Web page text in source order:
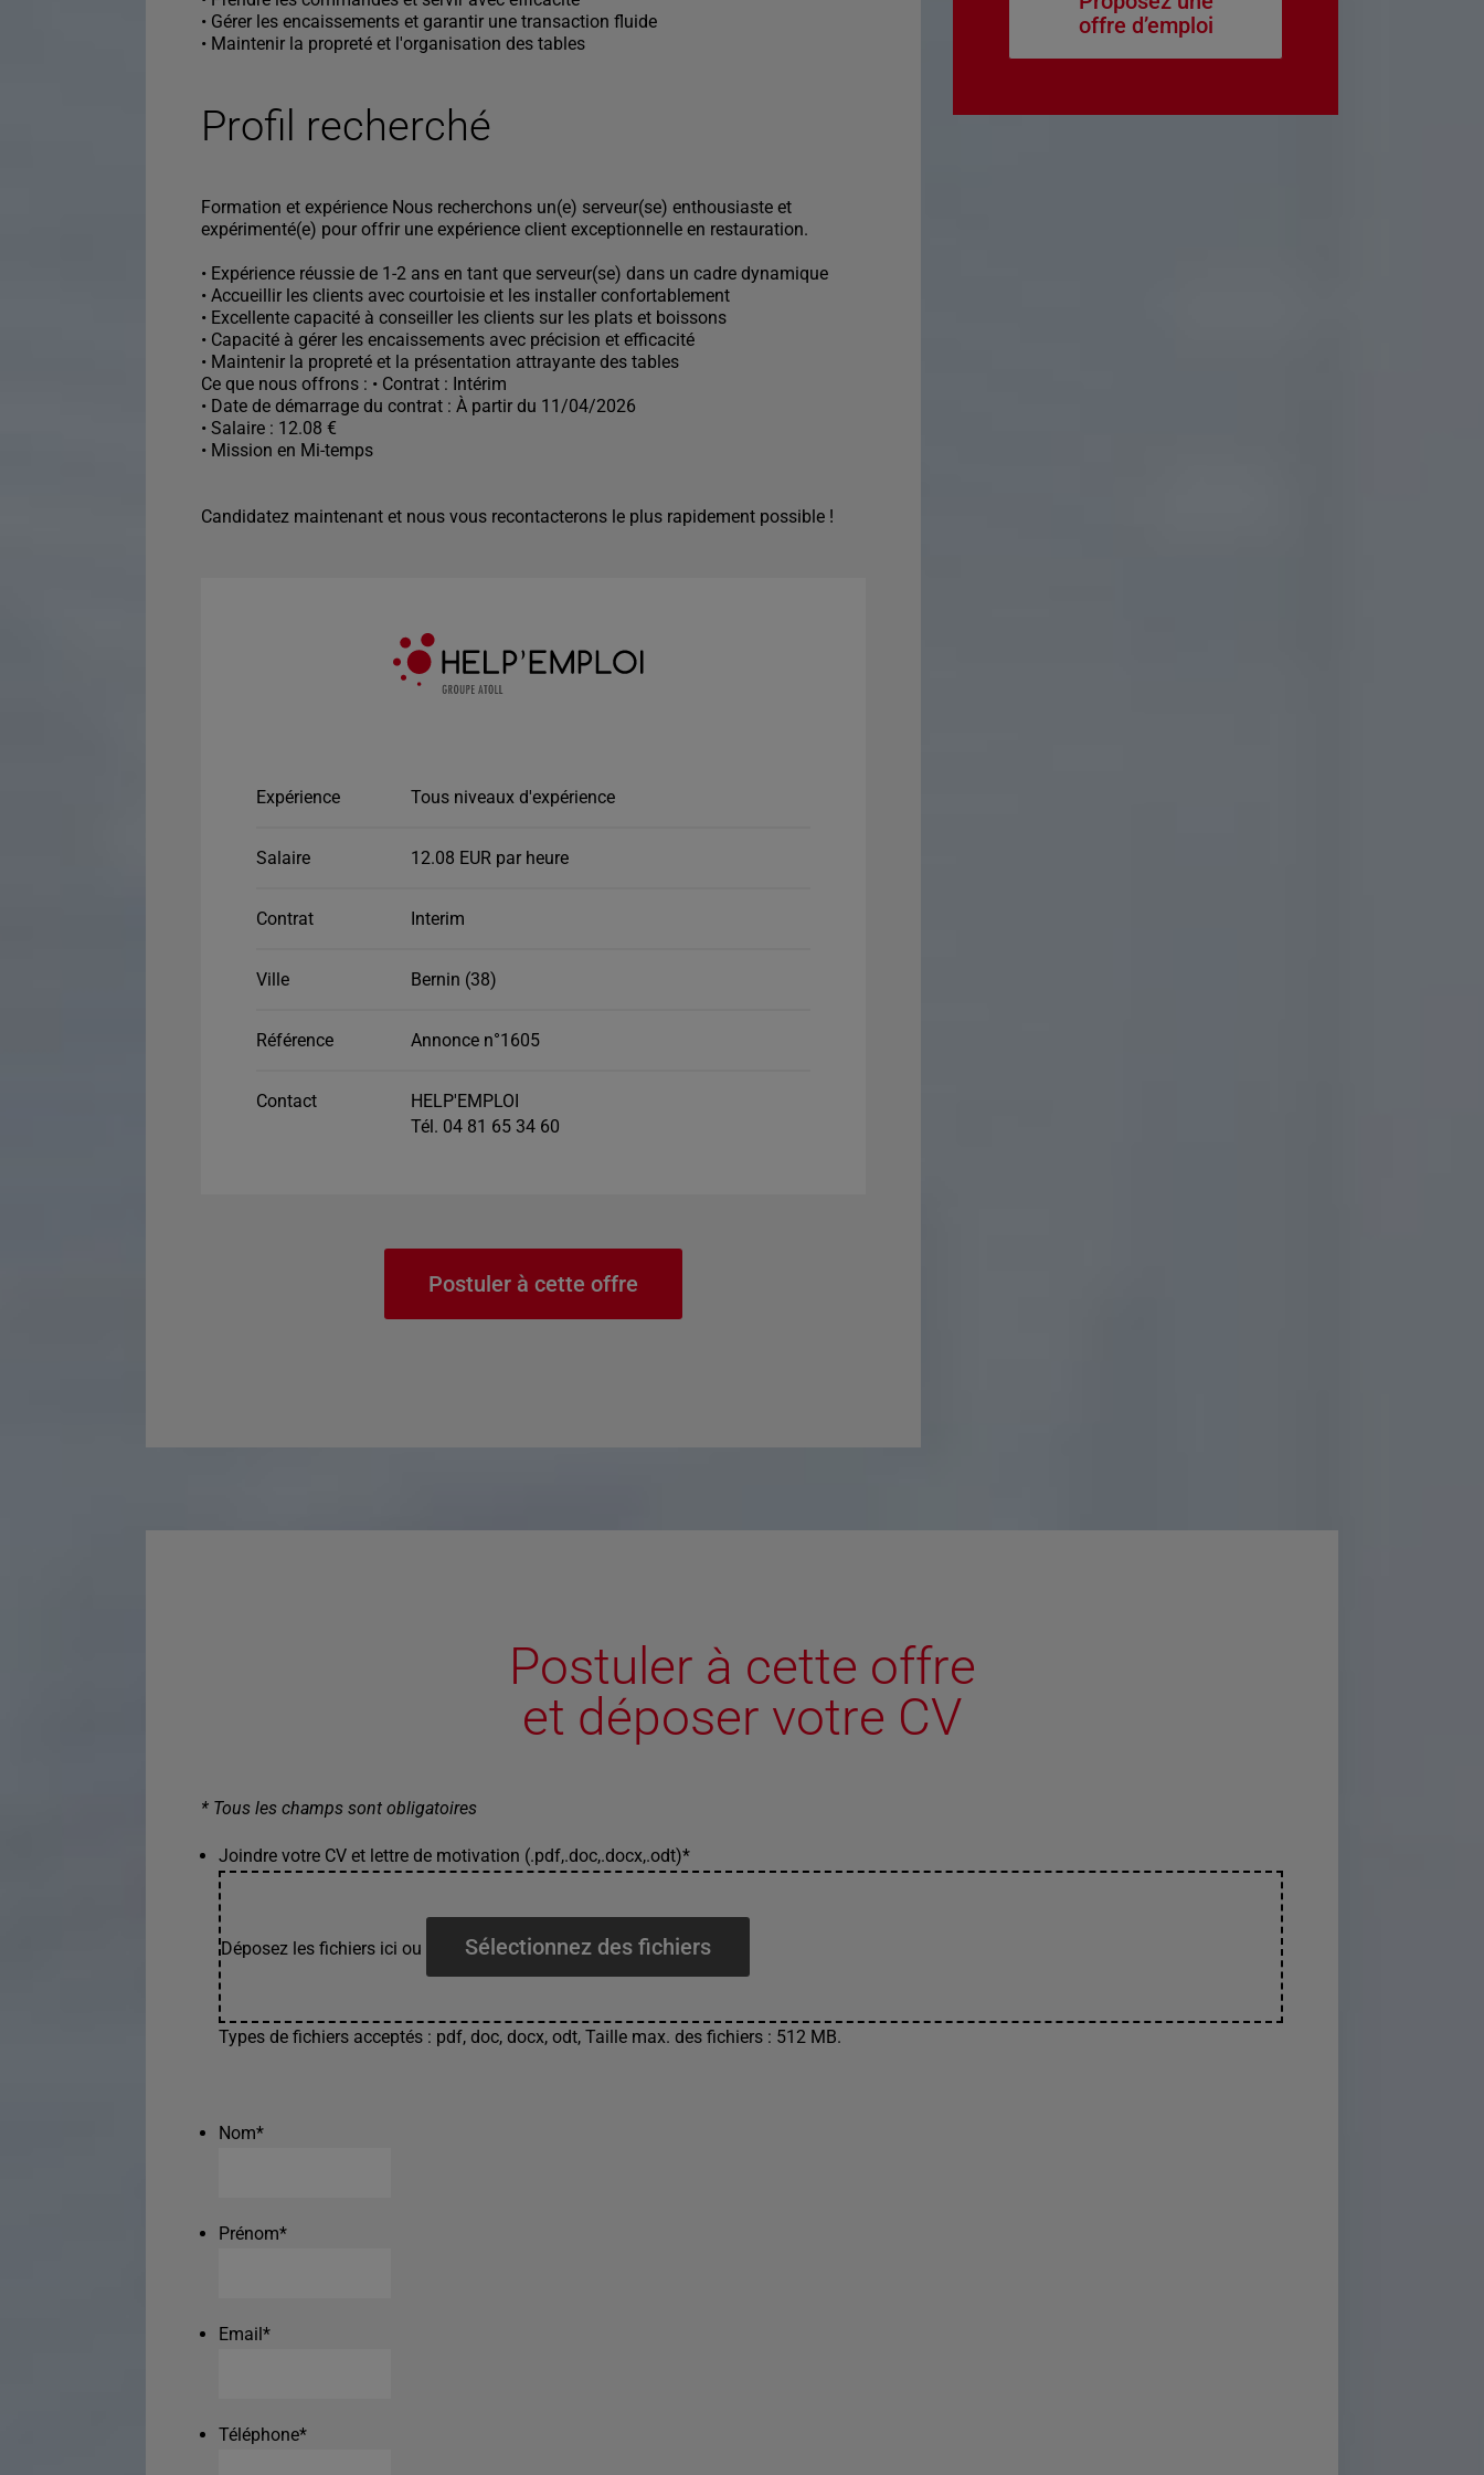
• Gérer les encaissements et garantir une transaction fluide
• Maintenir la propreté et l'organisation des tables
Profil recherché
Formation et expérience Nous recherchons un(e) serveur(se) enthousiaste et
expérimenté(e) pour offrir une expérience client exceptionnelle en restauration.
• Expérience réussie de 1-2 ans en tant que serveur(se) dans un cadre dynamique
• Accueillir les clients avec courtoisie et les installer confortablement
• Excellente capacité à conseiller les clients sur les plats et boissons
• Capacité à gérer les encaissements avec précision et efficacité
• Maintenir la propreté et la présentation attrayante des tables
Ce que nous offrons : • Contrat : Intérim
• Date de démarrage du contrat : À partir du 11/04/2026
• Salaire : 12.08 €
• Mission en Mi-temps
Candidatez maintenant et nous vous recontacterons le plus rapidement possible !
Expérience Tous niveaux d'expérience
Salaire 12.08 EUR par heure
Contrat Interim
Ville Bernin (38)
Référence Annonce n°1605
Contact
HELP'EMPLOI
Tél. 04 81 65 34 60
Postuler à cette offre
offre d’emploi
Postuler à cette offre
et déposer votre CV
* Tous les champs sont obligatoires
Joindre votre CV et lettre de motivation (.pdf,.doc,.docx,.odt)*
Déposez les fichiers ici ou Sélectionnez des fichiers
Types de fichiers acceptés : pdf, doc, docx, odt, Taille max. des fichiers : 512 MB.
Nom*
Prénom*
Email*
Téléphone*